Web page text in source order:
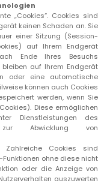
„Cookies“. Cookies sind
keinen Schaden an. Sie
einer Sitzung (Session-
auf Ihrem Endgerät
Ende Ihres Besuchs
auf Ihrem Endgerät
oder eine automatische
können auch Cookies
werden, wenn Sie
Diese ermöglichen
Dienstleistungen des
zur Abwicklung von
Zahlreiche Cookies sind
ohne diese nicht
oder die Anzeige von
auszuwerten